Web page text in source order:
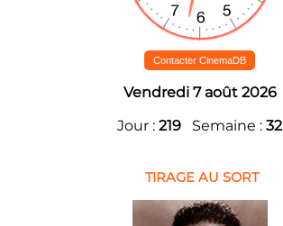
Contacter CinemaDB
Vendredi 7 août 2026
Jour : 219 Semaine : 32
TIRAGE AU SORT